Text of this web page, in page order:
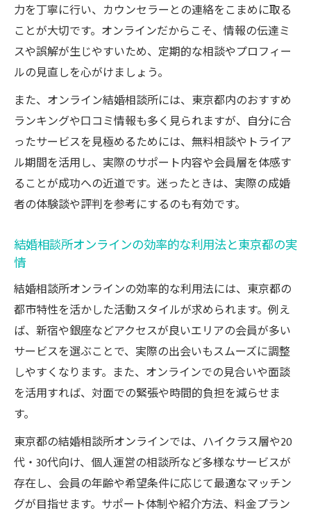
力を丁寧に行い、カウンセラーとの連絡をこまめに取る
ことが大切です。オンラインだからこそ、情報の伝達ミ
スや誤解が生じやすいため、定期的な相談やプロフィー
ルの見直しを心がけましょう。
また、オンライン結婚相談所には、東京都内のおすすめ
ランキングや口コミ情報も多く見られますが、自分に合
ったサービスを見極めるためには、無料相談やトライア
ル期間を活用し、実際のサポート内容や会員層を体感す
ることが成功への近道です。迷ったときは、実際の成婚
者の体験談や評判を参考にするのも有効です。
結婚相談所オンラインの効率的な利用法と東京都の実
情
結婚相談所オンラインの効率的な利用法には、東京都の
都市特性を活かした活動スタイルが求められます。例え
ば、新宿や銀座などアクセスが良いエリアの会員が多い
サービスを選ぶことで、実際の出会いもスムーズに調整
しやすくなります。また、オンラインでの見合いや面談
を活用すれば、対面での緊張や時間的負担を減らせま
す。
東京都の結婚相談所オンラインでは、ハイクラス層や20
代・30代向け、個人運営の相談所など多様なサービスが
存在し、会員の年齢や希望条件に応じて最適なマッチン
グが目指せます。サポート体制や紹介方法、料金プラン